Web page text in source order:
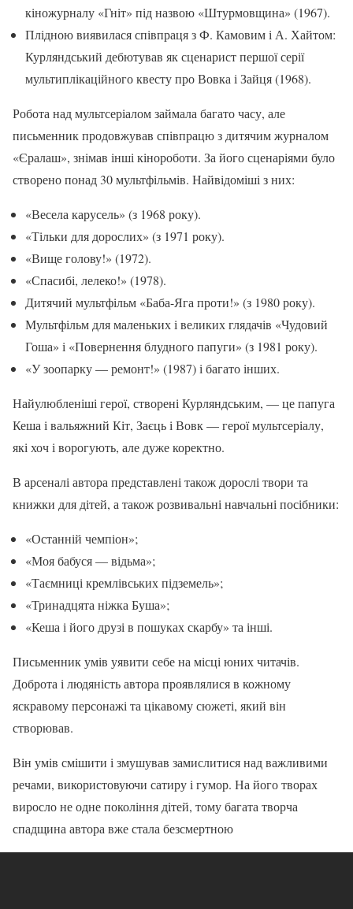
кіножурналу «Гніт» під назвою «Штурмовщина» (1967).
Плідною виявилася співпраця з Ф. Камовим і А. Хайтом:
Курляндський дебютував як сценарист першої серії
мультиплікаційного квесту про Вовка і Зайця (1968).
Робота над мультсеріалом займала багато часу, але
письменник продовжував співпрацю з дитячим журналом
«Єралаш», знімав інші кінороботи. За його сценаріями було
створено понад 30 мультфільмів. Найвідоміші з них:
«Весела карусель» (з 1968 року).
«Тільки для дорослих» (з 1971 року).
«Вище голову!» (1972).
«Спасибі, лелеко!» (1978).
Дитячий мультфільм «Баба-Яга проти!» (з 1980 року).
Мультфільм для маленьких і великих глядачів «Чудовий
Гоша» і «Повернення блудного папуги» (з 1981 року).
«У зоопарку — ремонт!» (1987) і багато інших.
Найулюбленіші герої, створені Курляндським, — це папуга
Кеша і вальяжний Кіт, Заєць і Вовк — герої мультсеріалу,
які хоч і ворогують, але дуже коректно.
В арсеналі автора представлені також дорослі твори та
книжки для дітей, а також розвивальні навчальні посібники:
«Останній чемпіон»;
«Моя бабуся — відьма»;
«Таємниці кремлівських підземель»;
«Тринадцята ніжка Буша»;
«Кеша і його друзі в пошуках скарбу» та інші.
Письменник умів уявити себе на місці юних читачів.
Доброта і людяність автора проявлялися в кожному
яскравому персонажі та цікавому сюжеті, який він
створював.
Він умів смішити і змушував замислитися над важливими
речами, використовуючи сатиру і гумор. На його творах
виросло не одне покоління дітей, тому багата творча
спадщина автора вже стала безсмертною